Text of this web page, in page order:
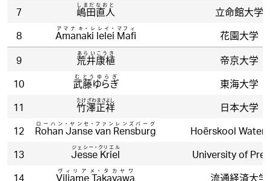
7 嶋田直人
しまだなおと
立命館大学
8 Amanaki lelei Mafi
アマナキ・レレイ・マフィ
花園大学
9 荒井康植
あらいこうき
帝京大学
10 武藤ゆらぎ
むとうゆらぎ
東海大学
11 竹澤正祥
たけざわまさよし
日本大学
12 Rohan Janse van Rensburg
ローハン・ヤンセ・ファンレンズバーグ
Hoërskool
13 Jesse Kriel
ジェシー・クリエル
University of
14 Viliame Takayawa
ヴィリアメ・タカヤワ
流通経済大学